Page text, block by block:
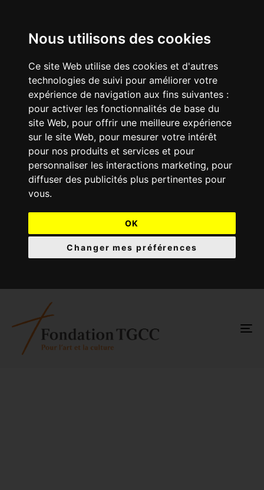
Nous utilisons des cookies
Ce site Web utilise des cookies et d'autres
technologies de suivi pour améliorer votre
expérience de navigation aux fins suivantes :
pour activer les fonctionnalités de base du
site Web, pour offrir une meilleure expérience
sur le site Web, pour mesurer votre intérêt
pour nos produits et services et pour
personnaliser les interactions marketing, pour
diffuser des publicités plus pertinentes pour
vous.
OK
Changer mes préférences